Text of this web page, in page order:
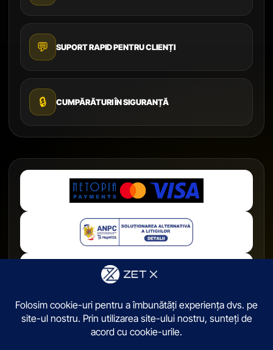
💬 SUPORT RAPID PENTRU CLIENȚI
🔒 CUMPĂRĂTURI ÎN SIGURANȚĂ